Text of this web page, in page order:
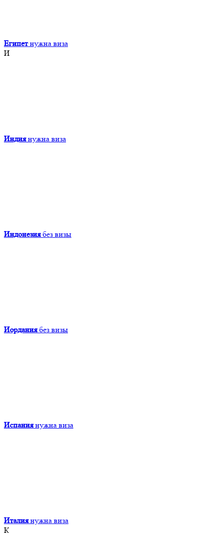
Египет нужна виза
И
Индия нужна виза
Индонезия без визы
Иордания без визы
Испания нужна виза
Италия нужна виза
К